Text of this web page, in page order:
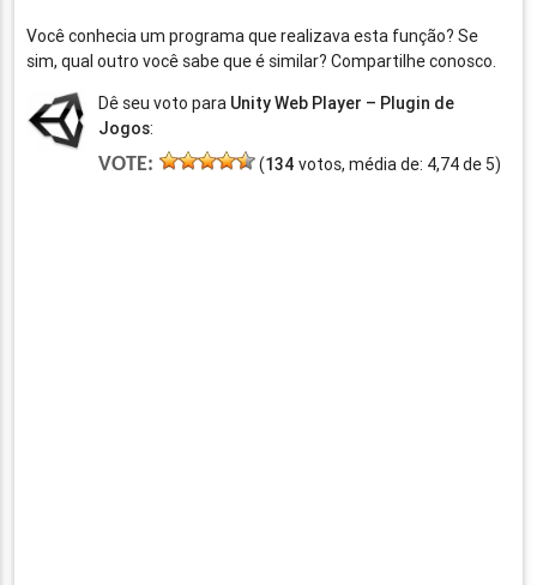
Você conhecia um programa que realizava esta função? Se
sim, qual outro você sabe que é similar? Compartilhe conosco.
Dê seu voto para Unity Web Player – Plugin de
Jogos:
VOTE: (134 votos, média de: 4,74de 5)